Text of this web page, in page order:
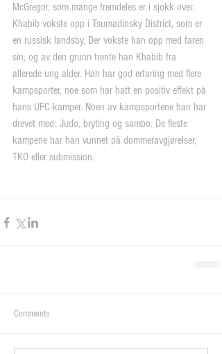
McGregor, som mange fremdeles er i sjokk over.
Khabib vokste opp i Tsumadinsky District, som er
en russisk landsby. Der vokste han opp med faren
sin, og av den grunn trente han Khabib fra
allerede ung alder. Han har god erfaring med flere
kampsporter, noe som har hatt en positiv effekt på
hans UFC-kamper. Noen av kampsportene han har
drevet med: Judo, bryting og sambo. De fleste
kampene har han vunnet på dommeravgjørelser,
TKO eller submission.
Comments